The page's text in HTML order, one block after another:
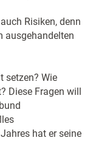
Risiken, denn
ausgehandelten
setzen? Wie
Diese Fragen will
hat er seine